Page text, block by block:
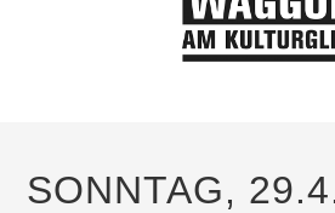
SONNTAG,